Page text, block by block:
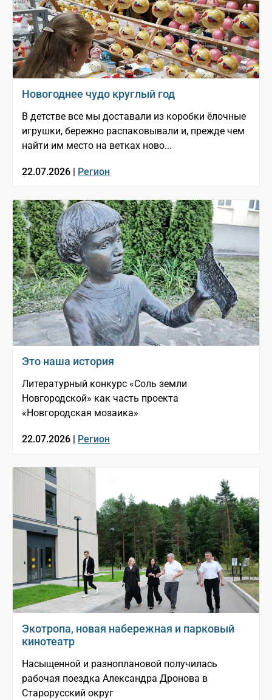
Новогоднее чудо круглый год
В детстве все мы доставали из коробки ёлочные
игрушки, бережно распаковывали и, прежде чем
найти им место на ветках ново...
22.07.2026 | Регион
Это наша история
Литературный конкурс «Соль земли
Новгородской» как часть проекта
«Новгородская мозаика»
22.07.2026 | Регион
Экотропа, новая набережная и парковый
кинотеатр
Насыщенной и разноплановой получилась
рабочая поездка Александра Дронова в
Старорусский округ